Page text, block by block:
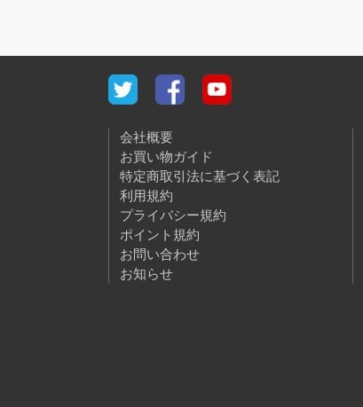
会社概要
お買い物ガイド
特定商取引法に基づく表記
利用規約
プライバシー規約
ポイント規約
お問い合わせ
お知らせ